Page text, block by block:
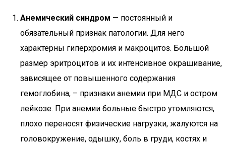
Анемический синдром — постоянный и
обязательный признак патологии. Для него
характерны гиперхромия и макроцитоз. Большой
размер эритроцитов и их интенсивное окрашивание,
зависящее от повышенного содержания
гемоглобина, – признаки анемии при МДС и остром
лейкозе. При анемии больные быстро утомляются,
плохо переносят физические нагрузки, жалуются на
головокружение, одышку, боль в груди, костях и